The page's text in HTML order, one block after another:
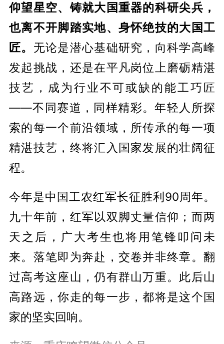
仰望星空、铸就大国重器的科研尖兵，
也离不开脚踏实地、身怀绝技的大国工
匠。 无论是潜心基础研究，向科学高峰
发起挑战，还是在平凡岗位上磨砺精湛
技艺，成为行业不可或缺的能工巧匠
——不同赛道，同样精彩。年轻人所探
索的每一个前沿领域，所传承的每一项
精湛技艺，终将汇入国家发展的壮阔征
程。
今年是中国工农红军长征胜利90周年。
九十年前，红军以双脚丈量信仰；而两
天之后，广大考生也将用笔锋叩问未
来。落笔即为奔赴，交卷并非终章。翻
过高考这座山，仍有群山万重。此后山
高路远，你走的每一步，都将是这个国
家的坚实回响。